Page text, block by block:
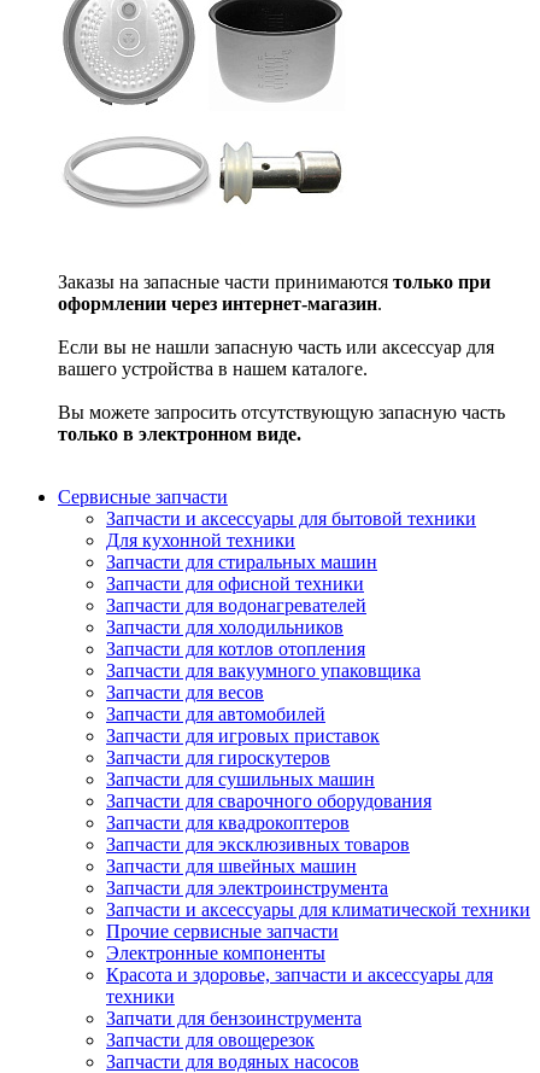
Заказы на запасные части принимаются только при
оформлении через интернет-магазин.
Если вы не нашли запасную часть или аксессуар для
вашего устройства в нашем каталоге.
Вы можете запросить отсутствующую запасную часть
только в электронном виде.
Сервисные запчасти
Запчасти и аксессуары для бытовой техники
Для кухонной техники
Запчасти для стиральных машин
Запчасти для офисной техники
Запчасти для водонагревателей
Запчасти для холодильников
Запчасти для котлов отопления
Запчасти для вакуумного упаковщика
Запчасти для весов
Запчасти для автомобилей
Запчасти для игровых приставок
Запчасти для гироскутеров
Запчасти для сушильных машин
Запчасти для сварочного оборудования
Запчасти для квадрокоптеров
Запчасти для эксклюзивных товаров
Запчасти для швейных машин
Запчасти для электроинструмента
Запчасти и аксессуары для климатической техники
Прочие сервисные запчасти
Электронные компоненты
Красота и здоровье, запчасти и аксессуары для
техники
Запчати для бензоинструмента
Запчасти для овощерезок
Запчасти для водяных насосов